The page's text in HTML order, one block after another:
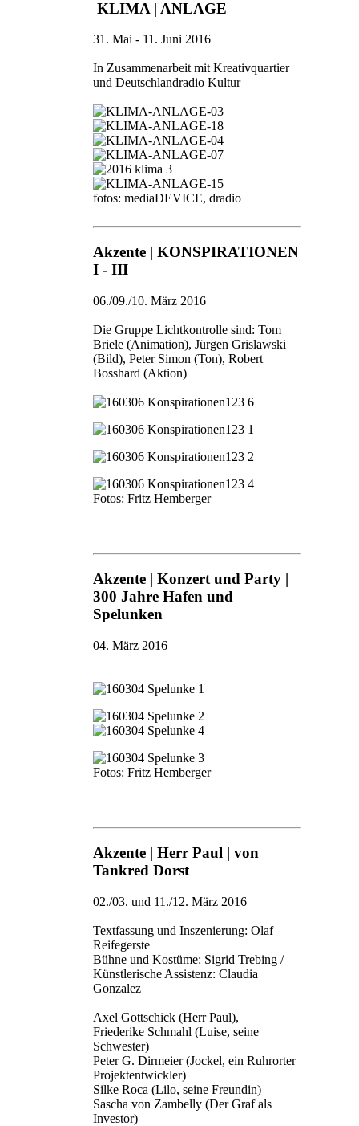
KLIMA | ANLAGE
31. Mai - 11. Juni 2016
In Zusammenarbeit mit Kreativquartier
und Deutschlandradio Kultur
fotos: mediaDEVICE, dradio
Akzente | KONSPIRATIONEN
I - III
06./09./10. März 2016
Die Gruppe Lichtkontrolle sind: Tom
Briele (Animation), Jürgen Grislawski
(Bild), Peter Simon (Ton), Robert
Bosshard (Aktion)
Fotos: Fritz Hemberger
Akzente | Konzert und Party |
300 Jahre Hafen und
Spelunken
04. März 2016
Fotos: Fritz Hemberger
Akzente | Herr Paul | von
Tankred Dorst
02./03. und 11./12. März 2016
Textfassung und Inszenierung: Olaf
Reifegerste
Bühne und Kostüme: Sigrid Trebing /
Künstlerische Assistenz: Claudia
Gonzalez
Axel Gottschick (Herr Paul),
Friederike Schmahl (Luise, seine
Schwester)
Peter G. Dirmeier (Jockel, ein Ruhrorter
Projektentwickler)
Silke Roca (Lilo, seine Freundin)
Sascha von Zambelly (Der Graf als
Investor)